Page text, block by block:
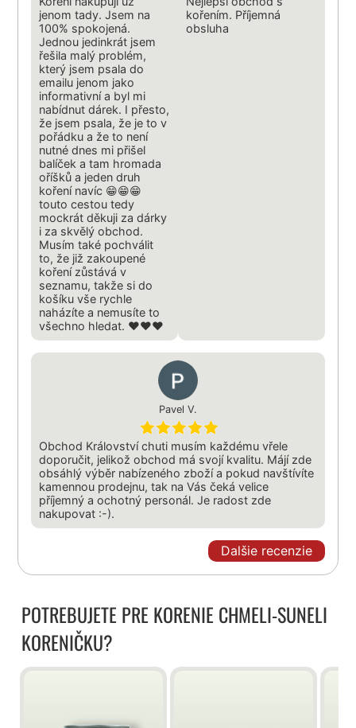
jenom tady. Jsem na
100% spokojená.
Jednou jedinkrát jsem
řešila malý problém,
který jsem psala do
emailu jenom jako
informativní a byl mi
nabídnut dárek. I přesto,
že jsem psala, že je to v
pořádku a že to není
nutné dnes mi přišel
balíček a tam hromada
oříšků a jeden druh
koření navíc 😁😁😁
touto cestou tedy
mockrát děkuji za dárky
i za skvělý obchod.
Musím také pochválit
to, že již zakoupené
koření zůstává v
seznamu, takže si do
košíku vše rychle
naházíte a nemusíte to
všechno hledat. ❤️❤️❤️
kořením. Příjemná
obsluha
Pavel V.
Obchod Království chuti musím každému vřele
doporučit, jelikož obchod má svojí kvalitu. Májí zde
obsáhlý výběr nabízeného zboží a pokud navštívíte
kamennou prodejnu, tak na Vás čeká velice
příjemný a ochotný personál. Je radost zde
nakupovat :-).
Dalšie recenzie
POTREBUJETE PRE KORENIE CHMELI-SUNELI
KORENIČKU?